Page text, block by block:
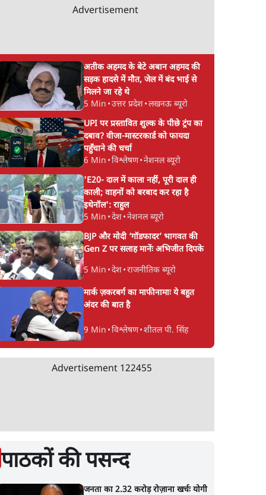
Advertisement
अतीक अहमद के बेटे अबान अहमद की
सड़क हादसे में मौत, जेल में बंद भाई से
मिलने जा रहे थे
5 Min •उत्तर प्रदेश•लखनऊ ब्यूरो
UPI पर प्रस्तावित शुल्क के पीछे ट्रंप का
दबाव? वीजा-मास्टरकार्ड को फायदा
पहुँचाने की चर्चा
6 Min •विश्लेषण•नेशनल ब्यूरो
'E20- दाल में काला नहीं, पूरी दाल ही
काली; वाहनों को बरबाद कर रहा है
इथेनॉल': राहुल
5 Min •देश•नेशनल ब्यूरो
BJP और मोदी ‘गॉडफादर’ भागवत की
Gen Z पर सलाह मानेंः अभिजीत दिपके
5 Min •देश•राजनीतिक ब्यूरो
मार्क ज़करबर्ग का माफीनामाः ये बहुत
अंदर की बात है
9 Min •विश्लेषण•शीतल पी. सिंह
Advertisement 122455
पाठकों की पसन्द
जनता का 2.32 करोड़ रोज़ाना खर्चः योगी